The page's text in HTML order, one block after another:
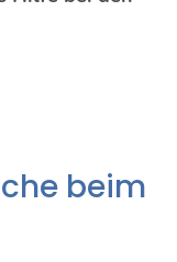
beim